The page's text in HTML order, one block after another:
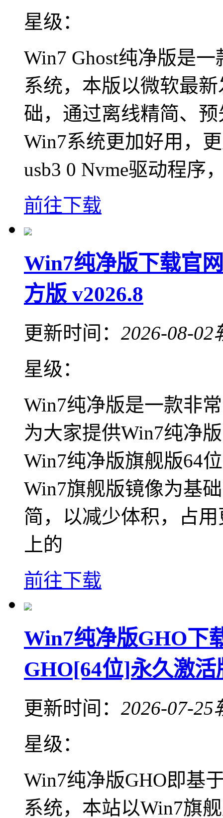
星级：
Win7 Ghost纯净版是
系统，本版以微软最
础，通过离线精简、
Win7系统更加好用，
usb3 0 Nvme驱动程序
前往下载
Win7纯净版下载官
方版 v2026.8
更新时间： 2026-08-02
星级：
Win7纯净版是一款非
为大家提供Win7纯净
Win7纯净版旗舰版64
Win7旗舰版镜像为基
简，以减少体积，占
上的
前往下载
Win7纯净版GHO下
GHO[64位]永久激活
更新时间： 2026-07-25
星级：
Win7纯净版GHO即基
系统，本站以Win7旗